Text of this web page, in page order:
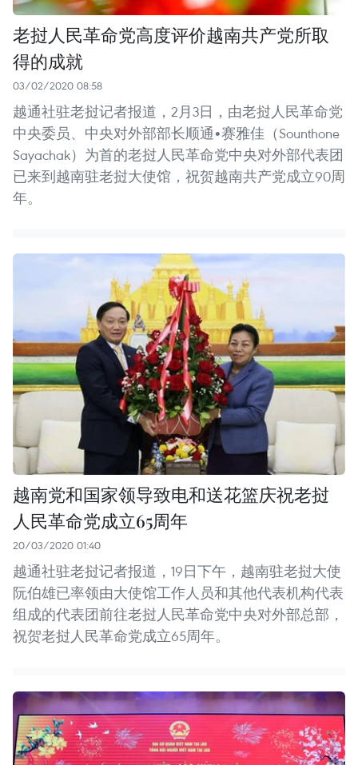
老挝人民革命党高度评价越南共产党所取
得的成就
03/02/2020 08:58
越通社驻老挝记者报道，2月3日，由老挝人民革命党
中央委员、中央对外部部长顺通•赛雅佳（Sounthone
Sayachak）为首的老挝人民革命党中央对外部代表团
已来到越南驻老挝大使馆，祝贺越南共产党成立90周
年。
越南党和国家领导致电和送花篮庆祝老挝
人民革命党成立65周年
20/03/2020 01:40
越通社驻老挝记者报道，19日下午，越南驻老挝大使
阮伯雄已率领由大使馆工作人员和其他代表机构代表
组成的代表团前往老挝人民革命党中央对外部总部，
祝贺老挝人民革命党成立65周年。